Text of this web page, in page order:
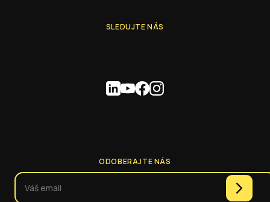
SLEDUJTE NÁS
ODOBERAJTE NÁS